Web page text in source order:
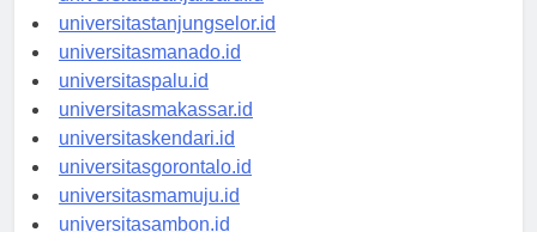
universitasbanjarbaru.id
universitastanjungselor.id
universitasmanado.id
universitaspalu.id
universitasmakassar.id
universitaskendari.id
universitasgorontalo.id
universitasmamuju.id